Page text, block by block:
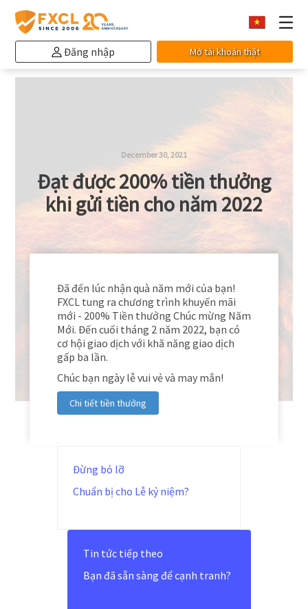
Đăng nhập Mở tài khoản thật
December 30, 2021
Đạt được 200% tiền thưởng
khi gửi tiền cho năm 2022
Đã đến lúc nhận quà năm mới của bạn!
FXCL tung ra chương trình khuyến mãi
mới - 200% Tiền thưởng Chúc mừng Năm
Mới. Đến cuối tháng 2 năm 2022, bạn có
cơ hội giao dịch với khă năng giao dịch
gấp ba lần.
Chúc bạn ngày lễ vui vẻ và may mắn!
Chi tiết tiền thưởng
Đừng bỏ lỡ
Chuẩn bị cho Lễ kỷ niệm?
Tin tức tiếp theo
Bạn đã sẵn sàng để cạnh tranh?